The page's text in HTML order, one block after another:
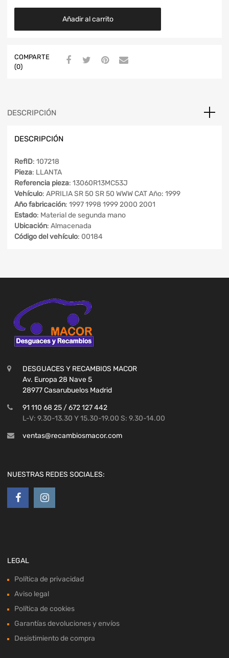
Añadir al carrito
COMPARTE
(0)
DESCRIPCIÓN
DESCRIPCIÓN
RefID: 107218
Pieza: LLANTA
Referencia pieza: 13060R13MC53J
Vehículo: APRILIA SR 50 SR 50 WWW CAT Año: 1999
Año fabricación: 1997 1998 1999 2000 2001
Estado: Material de segunda mano
Ubicación: Almacenada
Código del vehículo: 00184
DESGUACES Y RECAMBIOS MACOR
Av. Europa 28 Nave 5
28977 Casarubuelos Madrid
91 110 68 25 / 672 127 442
L-V: 9.30-13.30 Y 15.30-19.00 S: 9.30-14.00
ventas@recambiosmacor.com
NUESTRAS REDES SOCIALES:
LEGAL
Política de privacidad
Aviso legal
Política de cookies
Garantías devoluciones y envíos
Desistimiento de compra